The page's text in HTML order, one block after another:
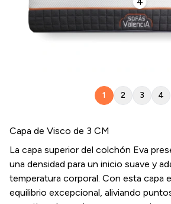
1 2 3 4
Capa de Visco de 3 CM
La capa superior del colchón Eva
una densidad para un inicio suave y
temperatura corporal. Con esta capa
equilibrio excepcional, aliviando